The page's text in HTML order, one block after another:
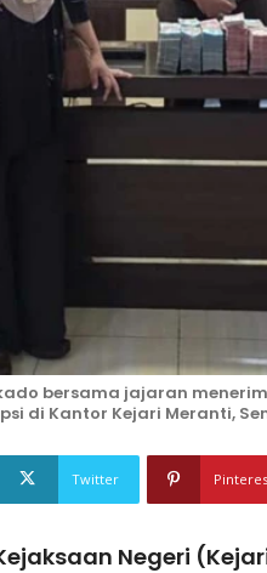
bersama jajaran
Kantor Kejari Meranti,
Twitter
Kejaksaan Negeri